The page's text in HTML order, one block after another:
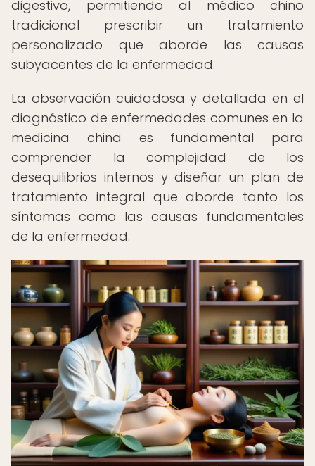
digestivo, permitiendo al médico chino
tradicional prescribir un tratamiento
personalizado que aborde las causas
subyacentes de la enfermedad.
La observación cuidadosa y detallada en el
diagnóstico de enfermedades comunes en la
medicina china es fundamental para
comprender la complejidad de los
desequilibrios internos y diseñar un plan de
tratamiento integral que aborde tanto los
síntomas como las causas fundamentales
de la enfermedad.